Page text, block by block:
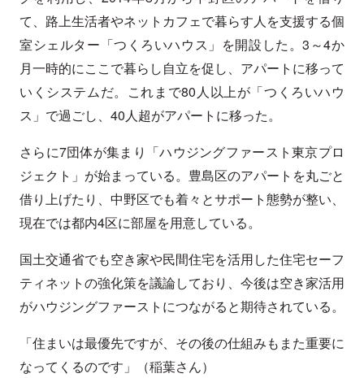
て、路上生活者やネットカフェで暮らす人を支援する個
室シェルター「つくろいハウス」を開設した。3～4か
月一時的にここで暮らし自立を促し、アパートに移って
いくシステムだ。これまで80人以上が「つくろいハウ
ス」で過ごし、40人超がアパートに移った。
さらに7団体が集まり「ハウジングファースト東京プロ
ジェクト」が始まっている。豊島区のアパートを丸ごと
借り上げたり、中野区でも着々とサポート態勢が整い、
現在では都内4区に部屋を用意している。
国土交通省でも空き家や民間住宅を活用した住宅セーフ
ティネットの強化策を議論しており、今後は空き家活用
がハウジングファーストにつながると期待されている。
「住まいは最優先ですが、その後の仕組みもまた重要に
なってくるのです」（稲葉さん）